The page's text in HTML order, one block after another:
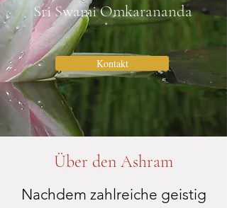
Sri Swami Omkarananda
Kontakt
Über den Ashram
Nachdem zahlreiche geistig